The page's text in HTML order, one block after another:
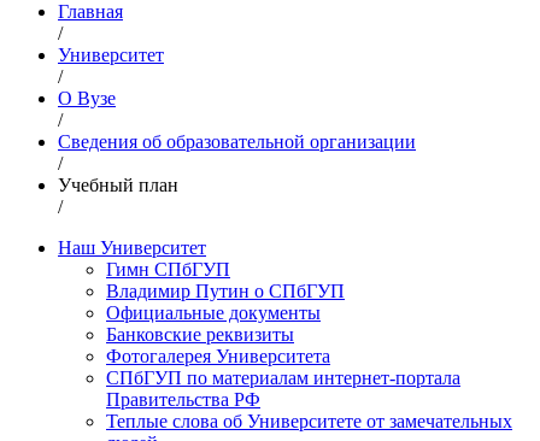
Главная
/
Университет
/
О Вузе
/
Сведения об образовательной организации
/
Учебный план
/
Наш Университет
Гимн СПбГУП
Владимир Путин о СПбГУП
Официальные документы
Банковские реквизиты
Фотогалерея Университета
СПбГУП по материалам интернет-портала
Правительства РФ
Теплые слова об Университете от замечательных